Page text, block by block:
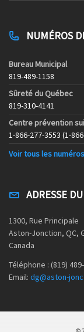
NUMÉROS
Bureau Municipal
819-489-1158
Sûreté du Québec
819-310-4141
Centre prévention
1-866-277-3553 (1-
Voir tous les
ADRESSE
1300, Rue Principale
Aston-Jonction, QC,
Canada
Téléphone : (819)
Email: dg@aston-